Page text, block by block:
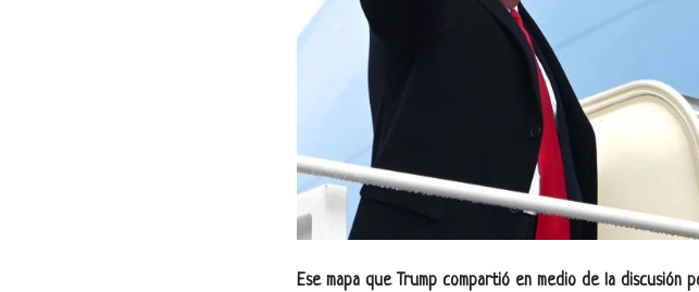
Ese mapa que Trump compartió en medio de la